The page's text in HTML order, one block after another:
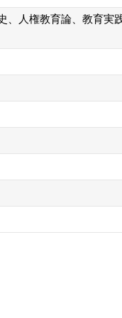
、人権教育論、教育実